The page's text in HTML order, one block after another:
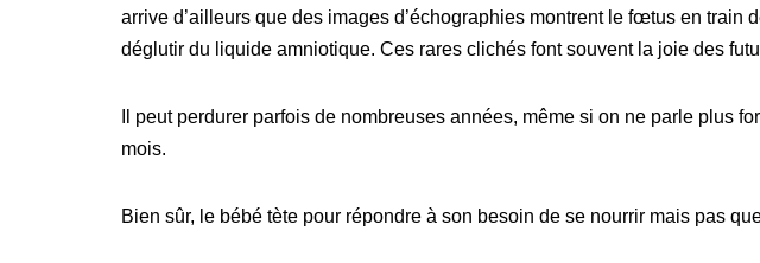
arrive d’ailleurs que des images d’échographies montrent le fœtus en train
déglutir du liquide amniotique. Ces rares clichés font souvent la joie des
Il peut perdurer parfois de nombreuses années, même si on ne parle plus
mois.
Bien sûr, le bébé tète pour répondre à son besoin de se nourrir mais pas